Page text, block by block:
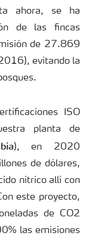
ahora, se ha
de las fincas
de 27.869
evitando la
ISO
planta de
), en 2020
de dólares,
nítrico allí con
este proyecto,
de CO2
las emisiones